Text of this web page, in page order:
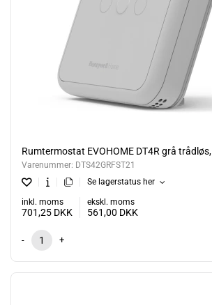
Rumtermostat EVOHOME DT4R grå trådløs,
Varenummer: DTS42GRFST21
Se lagerstatus her
inkl. moms
701,25 DKK
ekskl. moms
561,00 DKK
- +